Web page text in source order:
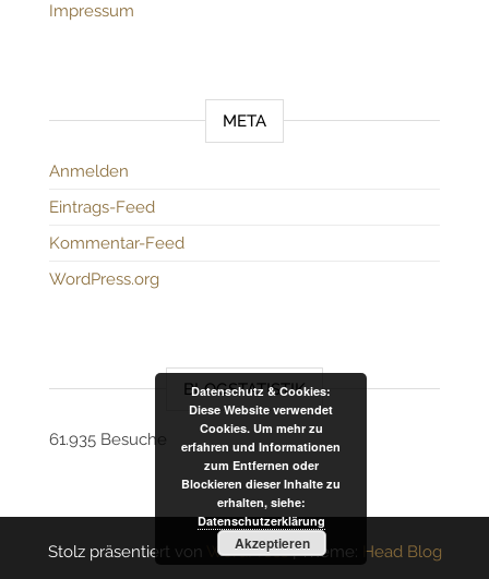
Impressum
META
Anmelden
Eintrags-Feed
Kommentar-Feed
WordPress.org
BLOGSTATISTIK
61.935 Besuche
Stolz präsentiert von WordPress |Theme: Head Blog
Datenschutz & Cookies:
Diese Website verwendet
Cookies. Um mehr zu
erfahren und Informationen
zum Entfernen oder
Blockieren dieser Inhalte zu
erhalten, siehe:
Datenschutzerklärung
Akzeptieren